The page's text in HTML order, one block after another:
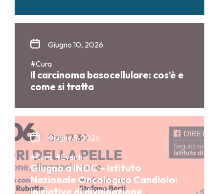
Giugno 10, 2026
#Cura
Il carcinoma basocellulare: cos’è e
come si tratta
Giugno 5, 2026
#Cura, #Eventi
Giugno a INOC – Istituto
Nazionale Oncologico Candiolo:
iniziative di divulgazione